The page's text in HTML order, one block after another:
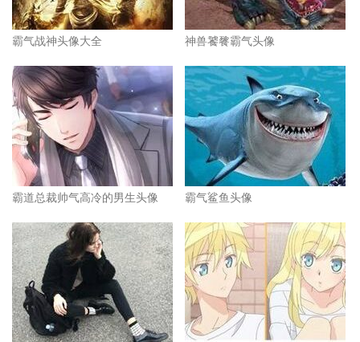
霸气战神头像大全 神兽饕餮霸气头像
霸道总裁帅气高冷的男生头像 霸气鲨鱼头像